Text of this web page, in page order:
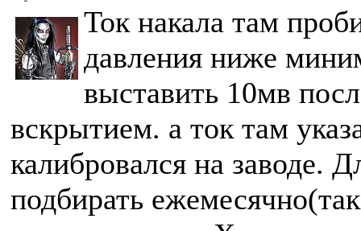
Ток накала там
давления ниже
выставить 10мв
вскрытием. а ток там
калибровался на заводе.
подбирать